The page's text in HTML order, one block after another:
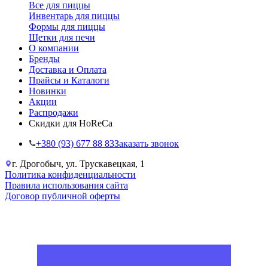
Все для пиццы
Инвентарь для пиццы
Формы для пиццы
Щетки для печи
О компании
Бренды
Доставка и Оплата
Прайсы и Каталоги
Новинки
Акции
Распродажи
Скидки для HoReCa
+38‎0 (93) 677 88 83Заказать звонок
г. Дрогобыч, ул. Трускавецкая, 1
Политика конфиденциальности
Правила использования сайта
Договор публичной оферты